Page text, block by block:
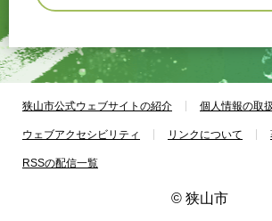
狭山市公式ウェブサイトの紹介 個人情報の取
ウェブアクセシビリティ リンクについて
RSSの配信一覧
© 狭山市